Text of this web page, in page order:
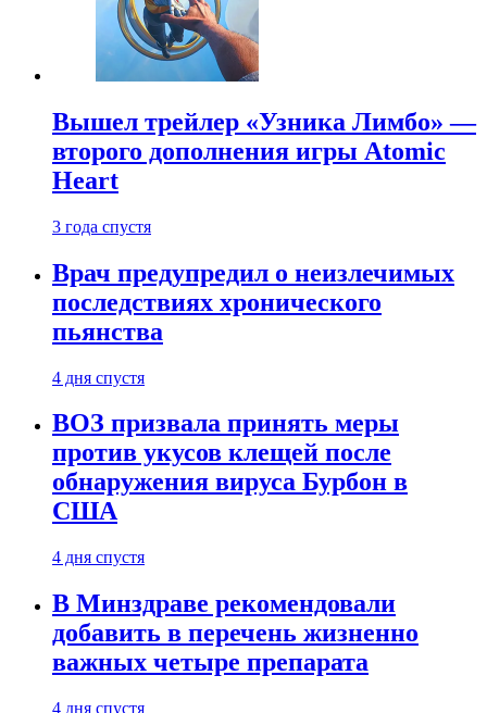
Вышел трейлер «Узника Лимбо» —
второго дополнения игры Atomic
Heart
3 года спустя
Врач предупредил о неизлечимых
последствиях хронического
пьянства
4 дня спустя
ВОЗ призвала принять меры
против укусов клещей после
обнаружения вируса Бурбон в
США
4 дня спустя
В Минздраве рекомендовали
добавить в перечень жизненно
важных четыре препарата
4 дня спустя